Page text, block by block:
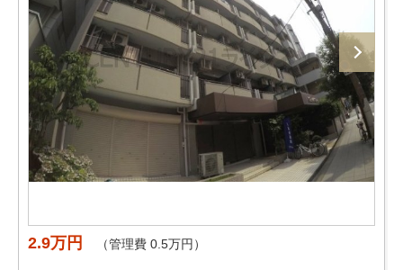
2.9万円 （管理費 0.5万円）